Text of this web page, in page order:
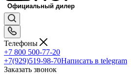
Телефоны
+7 800 500-77-20
+7(929)519-98-70Написать в telegram
Заказать звонок